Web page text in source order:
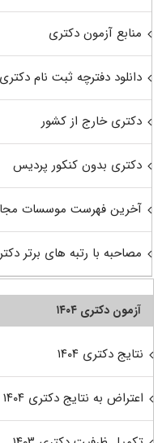
منابع آزمون دکتری
دانلود دفترچه ثبت نام
دکتری خارج از کشور
دکتری بدون کنکور پردیس
آخرین فهرست موسسات
مصاحبه با رتبه های برتر
آزمون دکتری ۱۴۰۴
نتایج دکتری ۱۴۰۴
اعتراض به نتایج دکتری ۱۴۰۴